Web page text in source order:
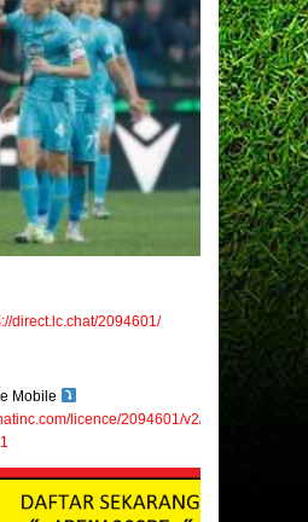
direct.lc.chat/2094601/
Mobile
licence/2094601/v2/open_chat.cgi?